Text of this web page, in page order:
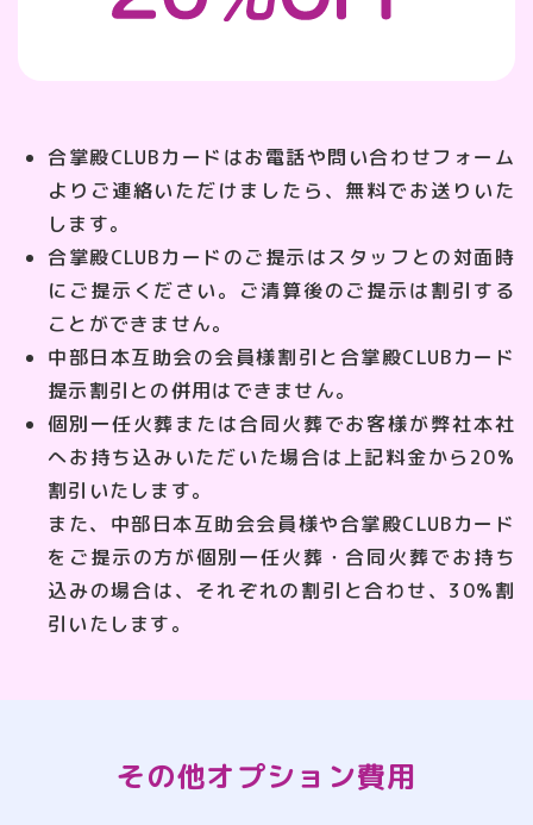
合掌殿CLUBカードはお電話や問い合わせフォーム
よりご連絡いただけましたら、無料でお送りいた
します。
合掌殿CLUBカードのご提示はスタッフとの対面時
にご提示ください。ご清算後のご提示は割引する
ことができません。
中部日本互助会の会員様割引と合掌殿CLUBカード
提示割引との併用はできません。
個別一任火葬または合同火葬でお客様が弊社本社
へお持ち込みいただいた場合は上記料金から20%
割引いたします。
また、中部日本互助会会員様や合掌殿CLUBカード
をご提示の方が個別一任火葬・合同火葬でお持ち
込みの場合は、それぞれの割引と合わせ、30%割
引いたします。
その他オプション費用